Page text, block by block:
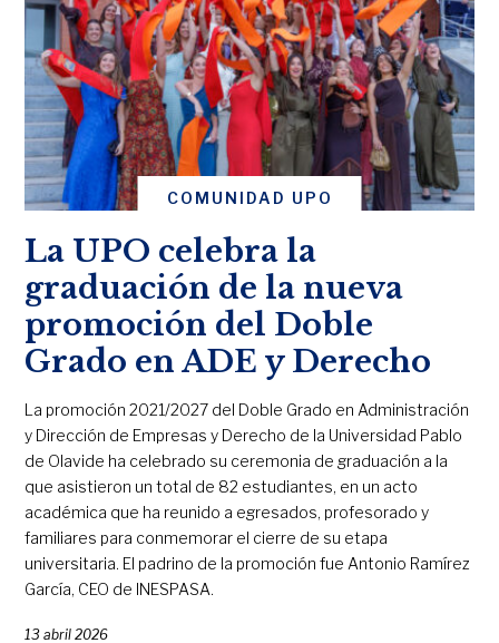
COMUNIDAD UPO
La UPO celebra la
graduación de la nueva
promoción del Doble
Grado en ADE y Derecho
La promoción 2021/2027 del Doble Grado en Administración
y Dirección de Empresas y Derecho de la Universidad Pablo
de Olavide ha celebrado su ceremonia de graduación a la
que asistieron un total de 82 estudiantes, en un acto
académica que ha reunido a egresados, profesorado y
familiares para conmemorar el cierre de su etapa
universitaria. El padrino de la promoción fue Antonio Ramírez
García, CEO de INESPASA.
13 abril 2026